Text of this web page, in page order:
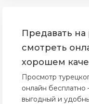
Предавать на
смотреть
хорошем
Просмотр
онлайн бесплатно
выгодный и